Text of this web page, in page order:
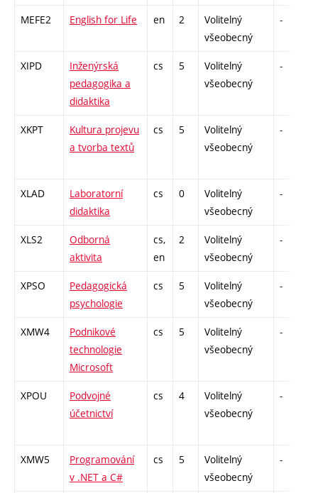
MEFE2 English for Life en 2
Volitelný
všeobecný
-
XIPD
Inženýrská
pedagogika a
didaktika
cs 5
Volitelný
všeobecný
-
XKPT
Kultura projevu
a tvorba textů
cs 5
Volitelný
všeobecný
-
XLAD
Laboratorní
didaktika
cs 0
Volitelný
všeobecný
-
XLS2
Odborná
aktivita
cs,
en
2
Volitelný
všeobecný
-
XPSO
Pedagogická
psychologie
cs 5
Volitelný
všeobecný
-
XMW4
Podnikové
technologie
Microsoft
cs 5
Volitelný
všeobecný
-
XPOU
Podvojné
účetnictví
cs 4
Volitelný
všeobecný
-
XMW5
Programování
v .NET a C#
cs 5
Volitelný
všeobecný
-